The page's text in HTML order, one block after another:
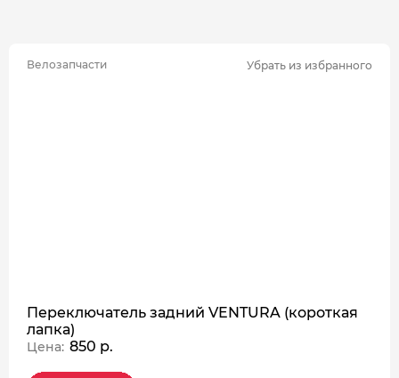
Велозапчасти Убрать из избранного
Переключатель задний VENTURA (короткая
лапка)
Цена: 850 р.